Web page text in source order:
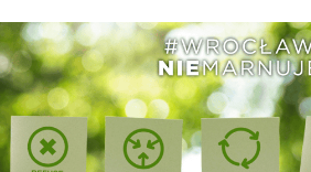
Kliknij, aby zobaczyć galerię
Kliknij, aby powiększyć